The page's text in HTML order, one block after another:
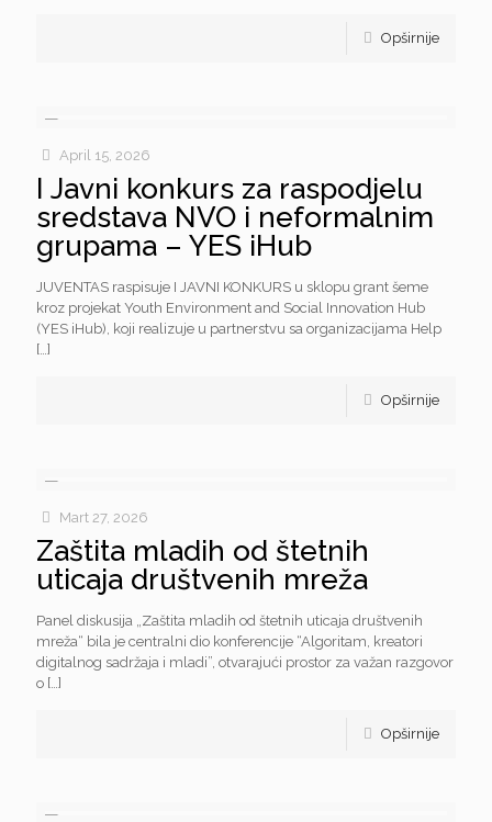
Opširnije
April 15, 2026
I Javni konkurs za raspodjelu
sredstava NVO i neformalnim
grupama – YES iHub
JUVENTAS raspisuje I JAVNI KONKURS u sklopu grant šeme
kroz projekat Youth Environment and Social Innovation Hub
(YES iHub), koji realizuje u partnerstvu sa organizacijama Help
[…]
Opširnije
Mart 27, 2026
Zaštita mladih od štetnih
uticaja društvenih mreža
Panel diskusija „Zaštita mladih od štetnih uticaja društvenih
mreža“ bila je centralni dio konferencije “Algoritam, kreatori
digitalnog sadržaja i mladi”, otvarajući prostor za važan razgovor
o […]
Opširnije